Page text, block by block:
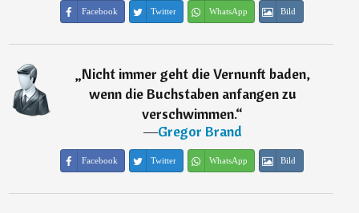
Facebook Twitter WhatsApp Bild
„Nicht immer geht die Vernunft baden,
wenn die Buchstaben anfangen zu
verschwimmen.“
―Gregor Brand
Facebook Twitter WhatsApp Bild